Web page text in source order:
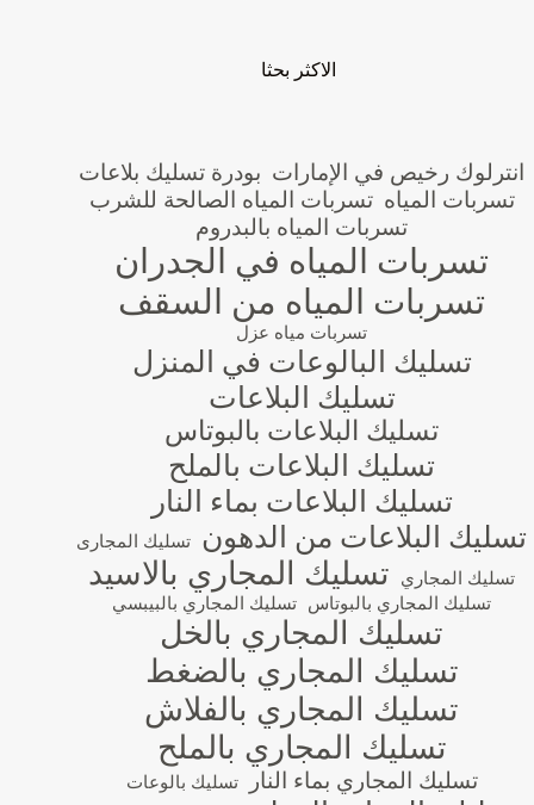
الاكثر بحثا
انترلوك رخيص في الإمارات بودرة تسليك بلاعات
تسربات المياه تسربات المياه الصالحة للشرب
تسربات المياه بالبدروم
تسربات المياه في الجدران
تسربات المياه من السقف
تسربات مياه عزل
تسليك البالوعات في المنزل
تسليك البلاعات
تسليك البلاعات بالبوتاس
تسليك البلاعات بالملح
تسليك البلاعات بماء النار
تسليك البلاعات من الدهون تسليك المجارى
تسليك المجاري
تسليك المجاري بالاسيد
تسليك المجاري بالبوتاس تسليك المجاري بالبيبسي
تسليك المجاري بالخل
تسليك المجاري بالضغط
تسليك المجاري بالفلاش
تسليك المجاري بالملح
تسليك المجاري بماء النار تسليك بالوعات